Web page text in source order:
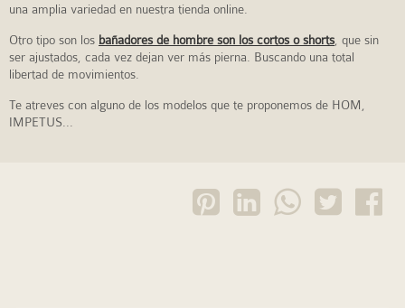
una amplia variedad en nuestra tienda online.
Otro tipo son los bañadores de hombre son los cortos o shorts , que sin
ser ajustados, cada vez dejan ver más pierna. Buscando una total
libertad de movimientos.
Te atreves con alguno de los modelos que te proponemos de HOM,
IMPETUS...